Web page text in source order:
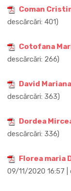
Coman
descărcări: 401)
Cotofana
descărcări: 266)
David Mariana
descărcări: 363)
Dordea
descărcări: 336)
Florea maria
09/11/2020 16:57 |